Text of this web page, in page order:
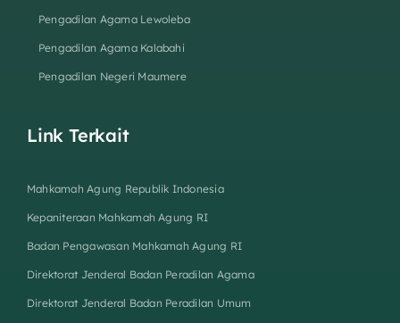
Pengadilan Agama Lewoleba
Pengadilan Agama Kalabahi
Pengadilan Negeri Maumere
Link Terkait
Mahkamah Agung Republik Indonesia
Kepaniteraan Mahkamah Agung RI
Badan Pengawasan Mahkamah Agung RI
Direktorat Jenderal Badan Peradilan Agama
Direktorat Jenderal Badan Peradilan Umum